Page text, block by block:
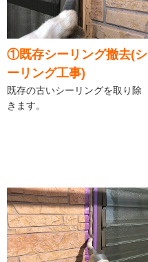
①既存シーリング撤去(シ
ーリング工事)
既存の古いシーリングを取り除
きます。